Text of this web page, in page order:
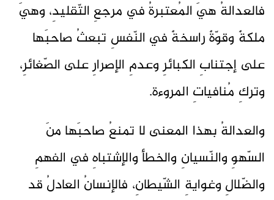
فالعدالةُ هيَ المُعتبرةُ في مرجعِ التّقليدِ، وهيَ
ملكةٌ وقوّةٌ راسخةٌ في النّفسِ تبعثُ صاحبَها
على إجتنابِ الكبائرِ وعدمِ الإصرارِ على الصّغائرِ،
وتركِ مُنافياتِ المروءة.
والعدالةُ بهذا المعنى لا تمنعُ صاحبَها منَ
السّهوِ والنّسيانِ والخطأ والإشتباهِ في الفهمِ
والضّلالِ وغوايةِ الشّيطانِ، فالإنسانُ العادلُ قد